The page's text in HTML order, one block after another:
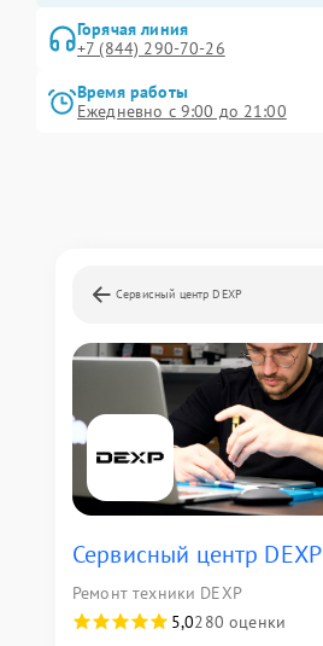
Горячая линия
+7 (844) 290-70-26
Время работы
Ежедневно с 9:00 до 21:00
Сервисный центр DEXP
Сервисный центр DEXP
Ремонт техники DEXP
5,0280 оценки